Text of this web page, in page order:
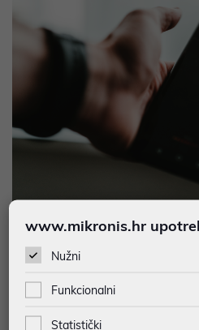
Znakovi #3: Baterija vašeg
Ako svog smartphone 100%
djelić onog vremena koliko je
iznova puniti, vrijeme je za novi. U
www.mikronis.hr
Nužni
Funkcionalni
Statistički